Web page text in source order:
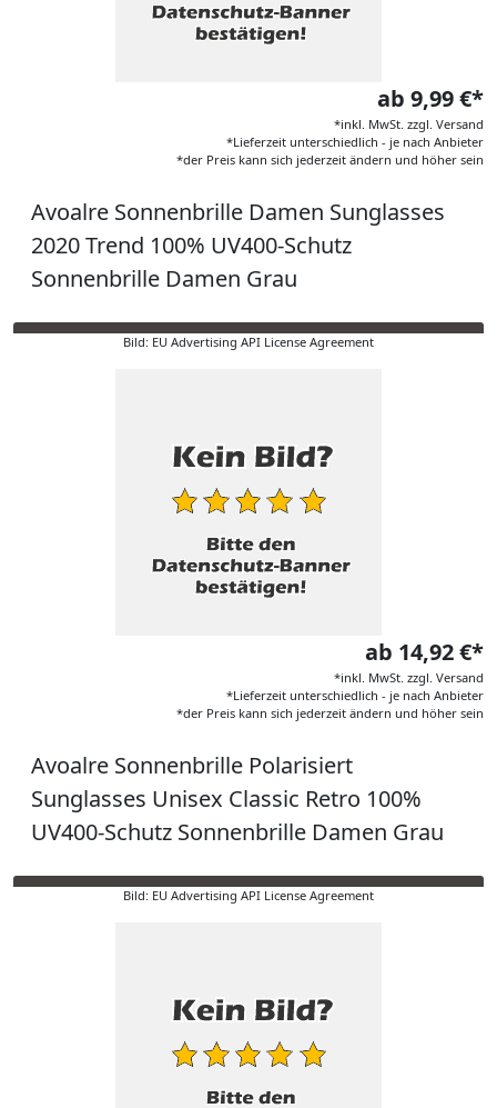
ab 9,99 €*
*inkl. MwSt. zzgl. Versand
*Lieferzeit unterschiedlich - je nach Anbieter
*der Preis kann sich jederzeit ändern und höher sein
Avoalre Sonnenbrille Damen Sunglasses
2020 Trend 100% UV400-Schutz
Sonnenbrille Damen Grau
Bild: EU Advertising API License Agreement
ab 14,92 €*
*inkl. MwSt. zzgl. Versand
*Lieferzeit unterschiedlich - je nach Anbieter
*der Preis kann sich jederzeit ändern und höher sein
Avoalre Sonnenbrille Polarisiert
Sunglasses Unisex Classic Retro 100%
UV400-Schutz Sonnenbrille Damen Grau
Bild: EU Advertising API License Agreement